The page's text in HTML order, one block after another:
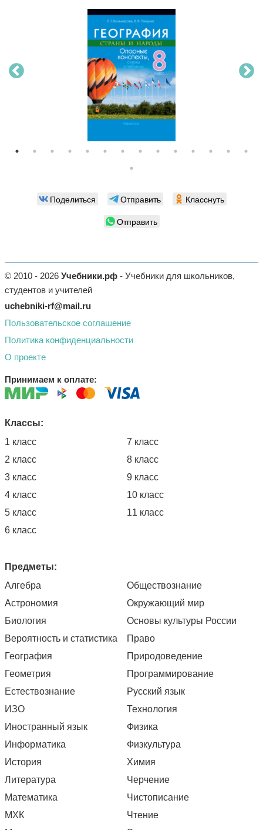
Поделиться Отправить
Класснуть
Отправить
© 2010 - 2026 Учебники.рф - Учебники для школьников,
студентов и учителей
uchebniki-rf@mail.ru
Пользовательское соглашение
Политика конфиденциальности
О проекте
Принимаем к оплате:
Классы:
1 класс
2 класс
3 класс
4 класс
5 класс
6 класс
7 класс
8 класс
9 класс
10 класс
11 класс
Предметы:
Алгебра
Астрономия
Биология
Вероятность и статистика
География
Геометрия
Естествознание
ИЗО
Иностранный язык
Информатика
История
Литература
Математика
МХК
Обществознание
Окружающий мир
Основы культуры России
Право
Природоведение
Программирование
Русский язык
Технология
Физика
Физкультура
Химия
Черчение
Чистописание
Чтение